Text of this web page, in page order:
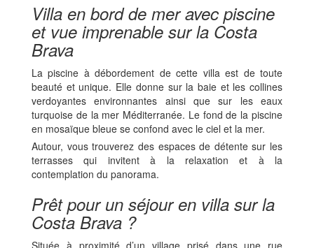
Villa en bord de mer avec piscine
et vue imprenable sur la Costa
Brava
La piscine à débordement de cette villa est de toute
beauté et unique. Elle donne sur la baie et les collines
verdoyantes environnantes ainsi que sur les eaux
turquoise de la mer Méditerranée. Le fond de la piscine
en mosaïque bleue se confond avec le ciel et la mer.
Autour, vous trouverez des espaces de détente sur les
terrasses qui invitent à la relaxation et à la
contemplation du panorama.
Prêt pour un séjour en villa sur la
Costa Brava ?
Située à proximité d’un village prisé dans une rue